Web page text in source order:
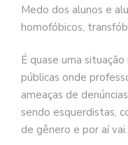
Medo dos alunos e
homofóbicos,
É quase uma
públicas onde
ameaças de
sendo esquerdistas,
de gênero e por aí vai.